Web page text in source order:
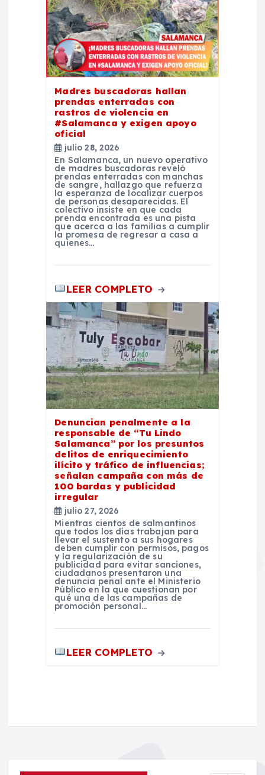
Madres buscadoras hallan
prendas enterradas con
rastros de violencia en
#Salamanca y exigen apoyo
oficial
julio 28, 2026
En Salamanca, un nuevo operativo
de madres buscadoras reveló
prendas enterradas con manchas
de sangre, hallazgo que refuerza
la esperanza de localizar cuerpos
de personas desaparecidas. El
colectivo insiste en que cada
prenda encontrada es una pista
que acerca a las familias a cumplir
la promesa de regresar a casa a
quienes…
LEER COMPLETO
Denuncian penalmente a la
responsable de “Tu Lindo
Salamanca” por los presuntos
delitos de enriquecimiento
ilícito y tráfico de influencias;
señalan campaña con más de
100 bardas y publicidad
irregular
julio 27, 2026
Mientras cientos de salmantinos
que todos los días trabajan para
llevar el sustento a sus hogares
deben cumplir con permisos, pagos
y la regularización de su
publicidad para evitar sanciones,
ciudadanos presentaron una
denuncia penal ante el Ministerio
Público en la que cuestionan por
qué una de las campañas de
promoción personal…
LEER COMPLETO